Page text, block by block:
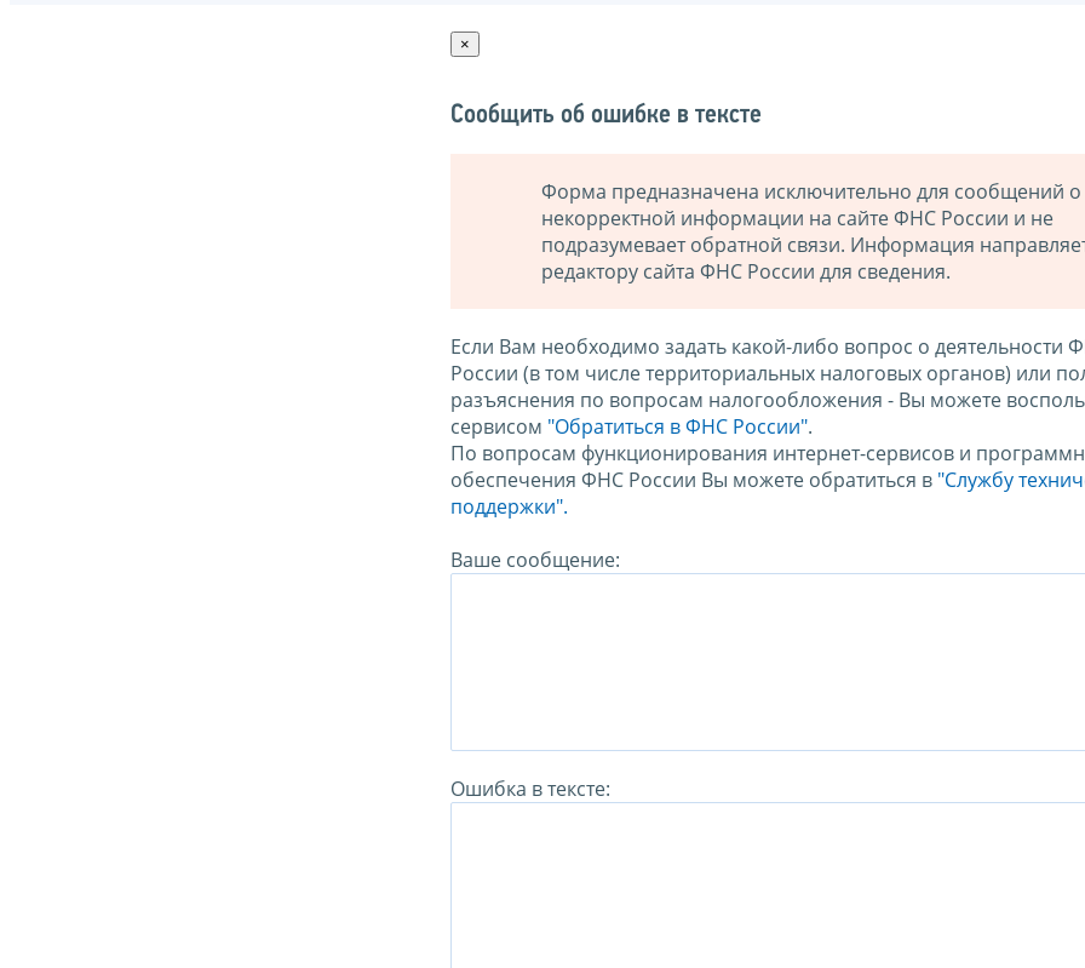
×
Сообщить об ошибке в тексте
Форма предназначена исключительно для сообщений о
некорректной информации на сайте ФНС России и не
подразумевает обратной связи. Информация
редактору сайта ФНС России для сведения.
Если Вам необходимо задать какой-либо вопрос о деятельности
России (в том числе территориальных налоговых органов) или
разъяснения по вопросам налогообложения - Вы можете
сервисом "Обратиться в ФНС России".
По вопросам функционирования интернет-сервисов и
обеспечения ФНС России Вы можете обратиться в "Службу
поддержки".
Ваше сообщение:
Ошибка в тексте: